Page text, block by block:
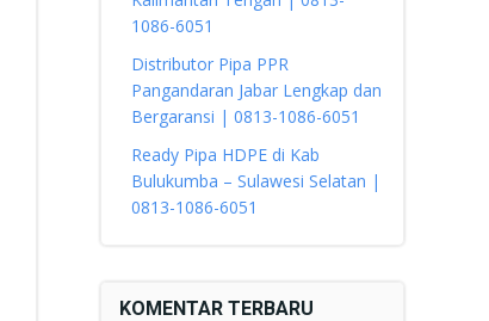
1086-6051
Distributor Pipa PPR
Pangandaran Jabar Lengkap dan
Bergaransi | 0813-1086-6051
Ready Pipa HDPE di Kab
Bulukumba – Sulawesi Selatan |
0813-1086-6051
KOMENTAR TERBARU